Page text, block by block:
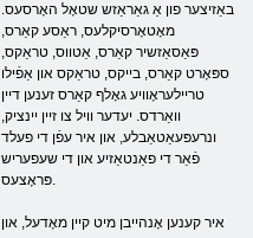
באַזיצער פון אַ גאַראַזש שטאָל האָרסעס.
מאָטאָרסיקלעס, ראַסע קאַרס,
פּאַסאַזשיר קאַרס, אַטווס, טראַקס,
ספּאָרט קאַרס, בייקס, טראַקס און אַפֿילו
טריילעראָוויע גאָלף קאַרס זענען דיין
וואַרדס. יעדער וויל צו זיין יינציק,
ונרעפּעאַטאַבלע, און איר עפֿן די פעלד
פֿאַר די פאַנטאַזיע און די שעפעריש
פּראָצעס.
איר קענען אָנהייבן מיט קיין מאָדעל, און